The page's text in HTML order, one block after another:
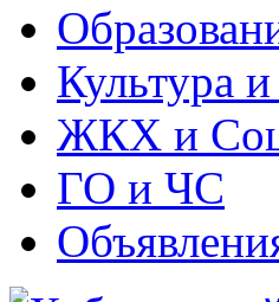
Культура
ЖКХ и
ГО и ЧС